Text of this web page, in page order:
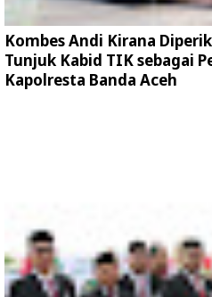
Kombes Andi Kirana
Tunjuk Kabid TIK sebagai
Kapolresta Banda Aceh